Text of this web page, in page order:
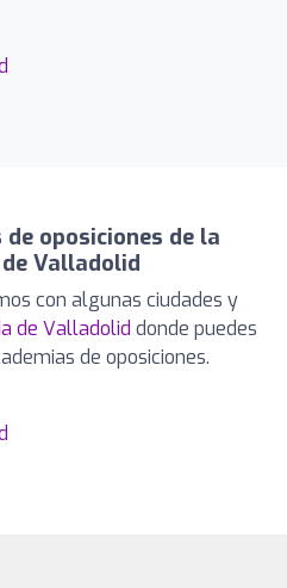
oposiciones de la
Valladolid
con algunas ciudades y
de Valladolid donde puedes
de oposiciones.